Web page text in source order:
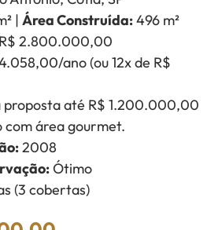
| Área Construída:496 m²
R$ 2.800.000,00
ano (ou 12x de R$
proposta até R$ 1.200.000,00
área gourmet.
2008
Ótimo
(3 cobertas)